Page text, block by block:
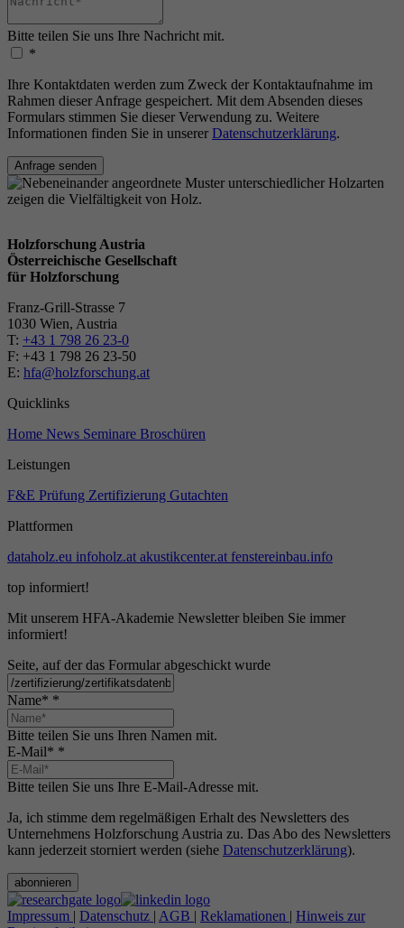
Bitte teilen Sie uns Ihre Nachricht mit.
*
Ihre Kontaktdaten werden zum Zweck der Kontaktaufnahme im
Rahmen dieser Anfrage gespeichert. Mit dem Absenden dieses
Formulars stimmen Sie dieser Verwendung zu. Weitere
Informationen finden Sie in unserer Datenschutzerklärung.
Anfrage senden
Holzforschung Austria
Österreichische Gesellschaft
für Holzforschung
Franz-Grill-Strasse 7
1030 Wien, Austria
T: +43 1 798 26 23-0
​​F: +43 1 798 26 23-50
E: hfa@holzforschung.at
Quicklinks
Home News Seminare Broschüren
Leistungen
F&E Prüfung Zertifizierung Gutachten
Plattformen
dataholz.eu infoholz.at akustikcenter.at fenstereinbau.info
top informiert!
Mit unserem HFA-Akademie Newsletter bleiben Sie immer
informiert!
Seite, auf der das Formular abgeschickt wurde
Name* *
Bitte teilen Sie uns Ihren Namen mit.
E-Mail* *
Bitte teilen Sie uns Ihre E-Mail-Adresse mit.
Ja, ich stimme dem regelmäßigen Erhalt des Newsletters des
Unternehmens Holzforschung Austria zu. Das Abo des Newsletters
kann jederzeit storniert werden (siehe Datenschutzerklärung).
abonnieren
Impressum | Datenschutz | AGB | Reklamationen | Hinweis zur